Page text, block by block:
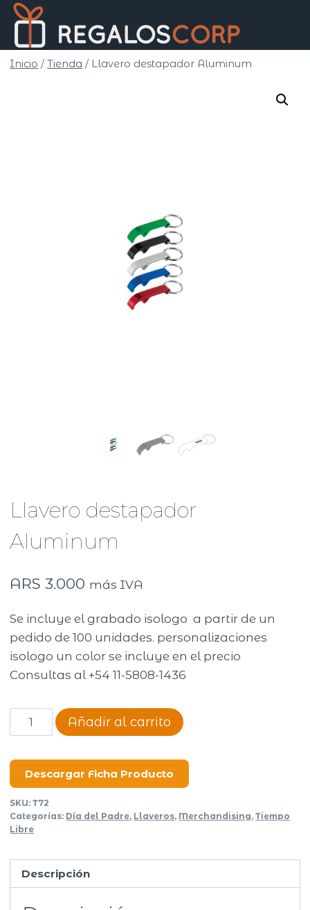
Saltar
contenido
Inicio / Tienda / Llavero destapador Aluminum
Llavero destapador
Aluminum
ARS 3.000 más IVA
Se incluye el grabado isologo a partir de un
pedido de 100 unidades. personalizaciones
isologo un color se incluye en el precio
Consultas al +54 11-5808-1436
Llavero
destapador
cantidad
Añadir al carrito
Descargar Ficha Producto
SKU:T72
Categorías: Día del Padre, Llaveros, Merchandising,Tiempo
Libre
Descripción